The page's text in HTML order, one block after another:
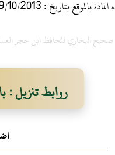
بتاريخ : 19/10/2013
صحيح البخاري للحافظ ابن حجر
روابط تنزيل